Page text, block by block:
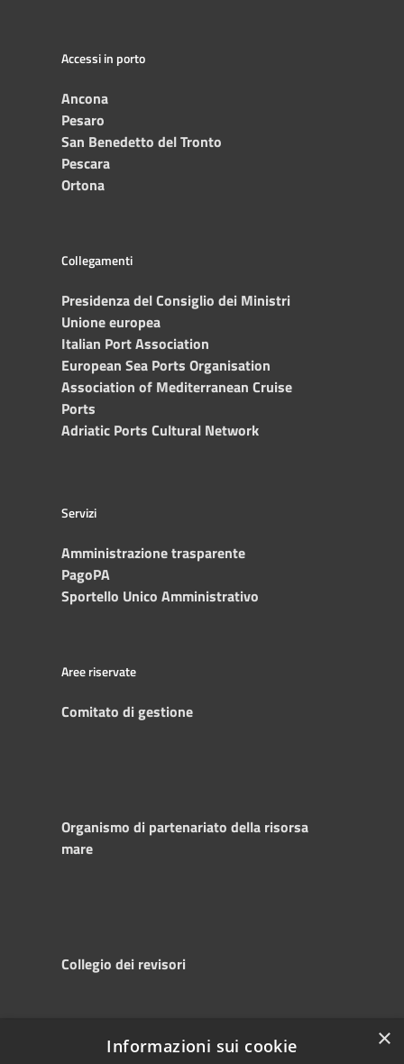
Accessi in porto
Ancona
Pesaro
San Benedetto del Tronto
Pescara
Ortona
Collegamenti
Presidenza del Consiglio dei Ministri
Unione europea
Italian Port Association
European Sea Ports Organisation
Association of Mediterranean Cruise
Ports
Adriatic Ports Cultural Network
Servizi
Amministrazione trasparente
PagoPA
Sportello Unico Amministrativo
Aree riservate
Comitato di gestione
Organismo di partenariato della risorsa
mare
Collegio dei revisori
Copyright © 2025
×
Informazioni sui cookie